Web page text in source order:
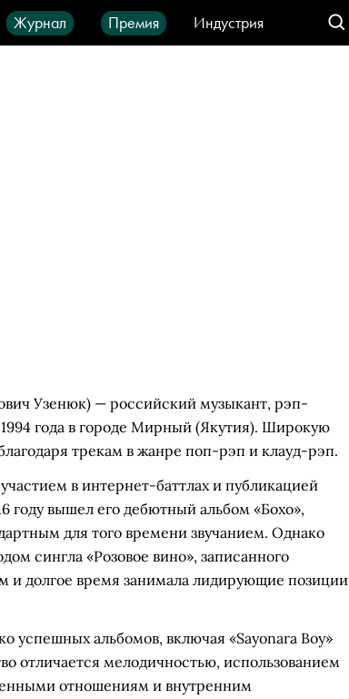
Журнал Премия
Индустрия
Город IT-продукты
Узенюк) — российский музыкант, рэп-
года в городе Мирный (Якутия). Широкую
трекам в жанре поп-рэп и клауд-рэп.
в интернет-баттлах и публикацией
году вышел его дебютный альбом «Бохо»,
для того времени звучанием. Однако
сингла «Розовое вино», записанного
и долгое время занимала лидирующие позиции
успешных альбомов, включая «Sayonara Boy»
отличается мелодичностью, использованием
отношениям и внутренним